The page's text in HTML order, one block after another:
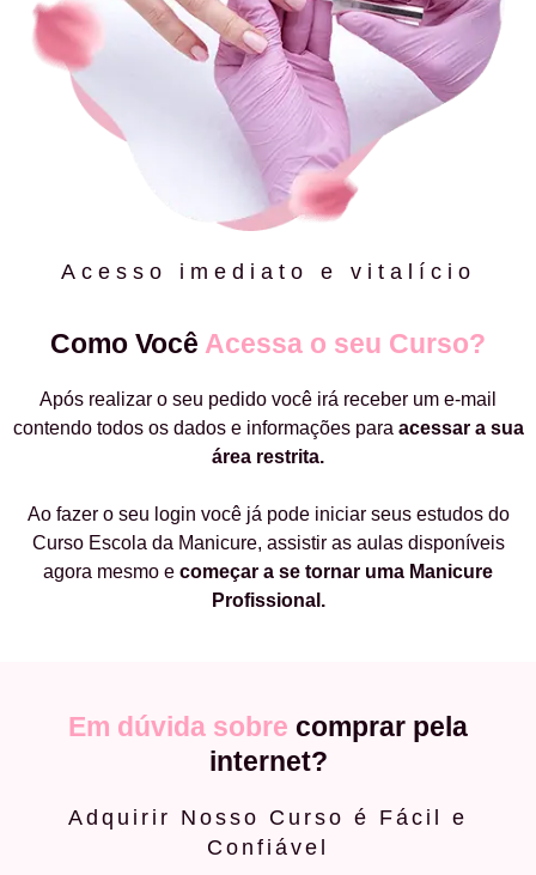
Acesso imediato e vitalício
Como Você Acessa o seu Curso?
Após realizar o seu pedido você irá receber um e-mail
contendo todos os dados e informações para acessar a sua
área restrita.
Ao fazer o seu login você já pode iniciar seus estudos do
Curso Escola da Manicure, assistir as aulas disponíveis
agora mesmo e começar a se tornar uma Manicure
Profissional.
Em dúvida sobre comprar pela
internet?
Adquirir Nosso Curso é Fácil e
Confiável